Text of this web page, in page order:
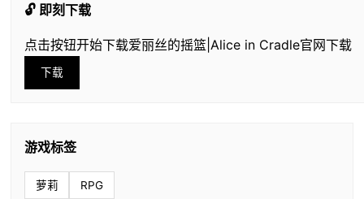
🔓 即刻下载
点击按钮开始下载爱丽丝的摇篮|Alice in Cradle官网下载
下载
游戏标签
萝莉 RPG